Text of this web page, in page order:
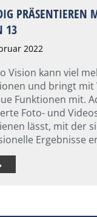
PRÄSENTIEREN
13
2022
Vision kann viel
und bringt mit
Funktionen mit.
Foto- und
lässt, mit der
Ergebnisse